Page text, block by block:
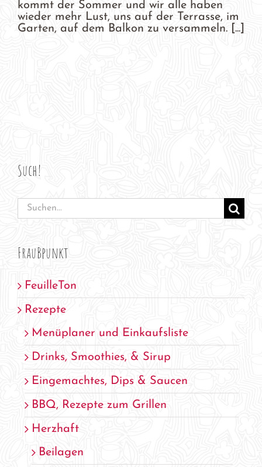
kommt der Sommer und wir alle haben
wieder mehr Lust, uns auf der Terrasse, im
Garten, auf dem Balkon zu versammeln. [...]
Such!
Suche
FrauBpunkt
FeuilleTon
Rezepte
Menüplaner und Einkaufsliste
Drinks, Smoothies, & Sirup
Eingemachtes, Dips & Saucen
BBQ, Rezepte zum Grillen
Herzhaft
Beilagen